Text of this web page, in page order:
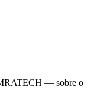
— sobre o